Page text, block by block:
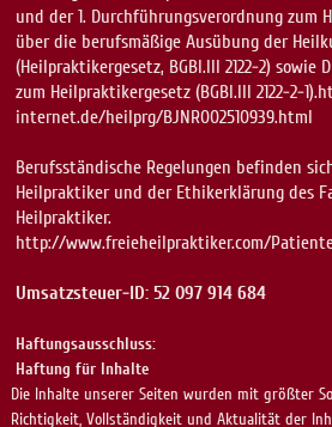
und der 1. Durchführungsverordnung zum
über die berufsmäßige Ausübung der
(Heilpraktikergesetz, BGBI.III 2122-2)
zum Heilpraktikergesetz (BGBI.III 2122-2-
internet.de/heilprg/BJNR002510939.html
Berufsständische Regelungen befinden
Heilpraktiker und der Ethikerklärung des
Heilpraktiker.
http://www.freieheilpraktiker.com/
Umsatzsteuer-ID: 52 097 914 684
Haftungsausschluss:
Haftung für Inhalte
Die Inhalte unserer Seiten wurden mit größter
Richtigkeit, Vollständigkeit und Aktualität der